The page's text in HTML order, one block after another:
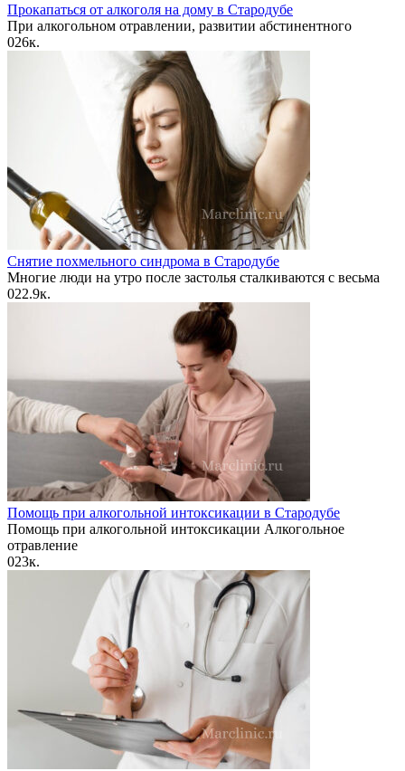
Прокапаться от алкоголя на дому в Стародубе
При алкогольном отравлении, развитии абстинентного
026к.
Снятие похмельного синдрома в Стародубе
Многие люди на утро после застолья сталкиваются с весьма
022.9к.
Помощь при алкогольной интоксикации в Стародубе
Помощь при алкогольной интоксикации Алкогольное
отравление
023к.